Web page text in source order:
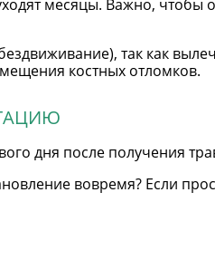
месяцы. Важно, чтобы
так как
костных отломков.
дня после получения
вовремя? Если